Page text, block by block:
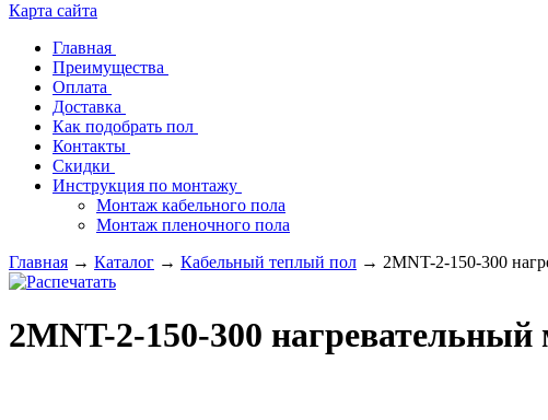
Карта сайта
Главная
Преимущества
Оплата
Доставка
Как подобрать пол
Контакты
Скидки
Инструкция по монтажу
Монтаж кабельного пола
Монтаж пленочного пола
Главная → Каталог → Кабельный теплый пол → 2MNT-2-150-300
2MNT-2-150-300